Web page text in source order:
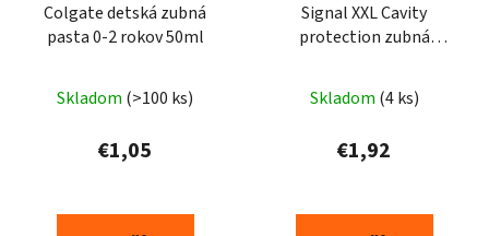
Colgate detská zubná
pasta 0-2 rokov 50ml
Skladom (>100 ks)
€1,05
Signal XXL Cavity
protection zubná
Skladom (4 ks)
€1,92